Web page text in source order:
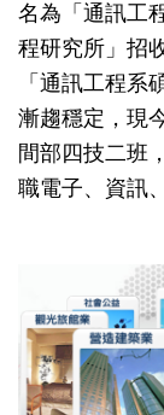
名為「通訊工
程研究所」招
「通訊工程系
漸趨穩定，現
間部四技二班
職電子、資訊